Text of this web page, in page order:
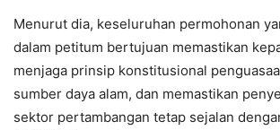
Menurut dia, keseluruhan permohonan
dalam petitum bertujuan memastikan
menjaga prinsip konstitusional
sumber daya alam, dan memastikan
sektor pertambangan tetap sejalan